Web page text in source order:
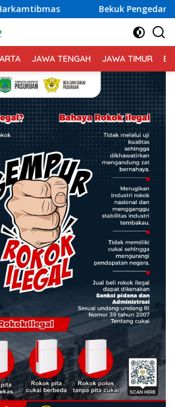
Pengedar Sabu Lintas Lokasi di Bali,
JAWA TENGAH JAWA TIMUR